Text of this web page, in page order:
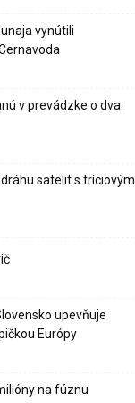
vynútili
v prevádzke o dva
satelit s tríciovým
upevňuje
Európy
na fúznu